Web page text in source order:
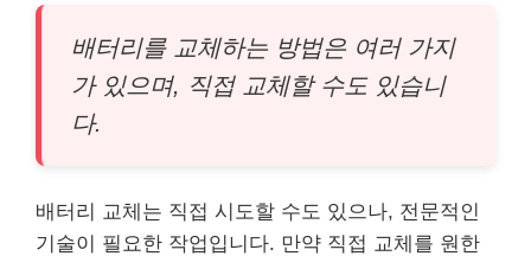
배터리를 교체하는 방법은 여러 가지
가 있으며, 직접 교체할 수도 있습니
다.
배터리 교체는 직접 시도할 수도 있으나, 전문적인
기술이 필요한 작업입니다. 만약 직접 교체를 원한